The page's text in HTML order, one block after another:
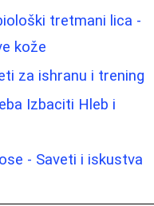
tretmani lica -
kože
za ishranu i trening
Izbaciti Hleb i
- Saveti i iskustva